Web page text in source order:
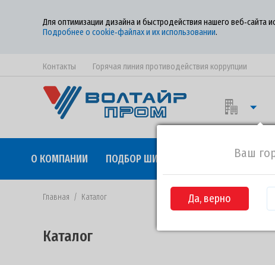
Для оптимизации дизайна и быстродействия нашего
Подробнее о cookie‑файлах и их использовании.
Контакты Горячая линия противодействия коррупции
Ваш
Да, верно
О КОМПАНИИ ПОДБОР ШИН
Главная / Каталог
Каталог